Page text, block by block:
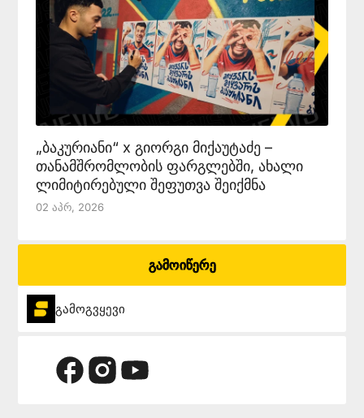
„ბაკურიანი“ x გიორგი მიქაუტაძე –
თანამშრომლობის ფარგლებში, ახალი
ლიმიტირებული შეფუთვა შეიქმნა
02 Აპრ, 2026
გამოიწერე
გამოგვყევი